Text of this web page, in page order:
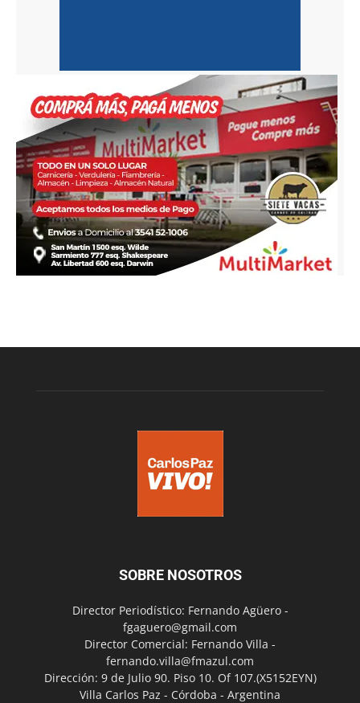
SOBRE NOSOTROS
Director Periodístico: Fernando Agüero -
fgaguero@gmail.com
Director Comercial: Fernando Villa -
fernando.villa@fmazul.com
Dirección: 9 de Julio 90. Piso 10. Of 107.(X5152EYN)
Villa Carlos Paz - Córdoba - Argentina